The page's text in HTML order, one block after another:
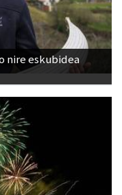
nire eskubidea